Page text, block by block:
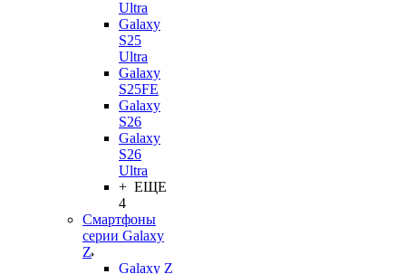
Ultra
Galaxy
S25
Ultra
Galaxy
S25FE
Galaxy
S26
Galaxy
S26
Ultra
+ ЕЩЕ
4
Смартфоны
серии Galaxy
Z
Galaxy Z